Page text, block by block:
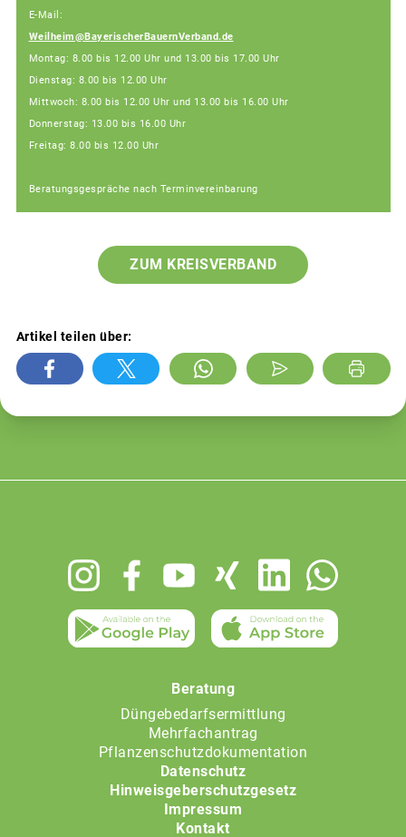
E-Mail:
Weilheim@BayerischerBauernVerband.de
Montag: 8.00 bis 12.00 Uhr und 13.00 bis 17.00 Uhr
Dienstag: 8.00 bis 12.00 Uhr
Mittwoch: 8.00 bis 12.00 Uhr und 13.00 bis 16.00 Uhr
Donnerstag: 13.00 bis 16.00 Uhr
Freitag: 8.00 bis 12.00 Uhr
Beratungsgespräche nach Terminvereinbarung
ZUM KREISVERBAND
Artikel teilen über:
Beratung
Düngebedarfsermittlung
Mehrfachantrag
Pflanzenschutzdokumentation
Datenschutz
Hinweisgeberschutzgesetz
Impressum
Kontakt